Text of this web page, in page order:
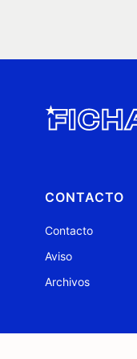
CONTACTO
Contacto
Aviso
Archivos